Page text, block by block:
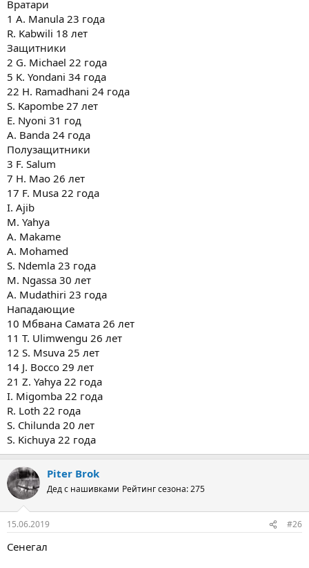
Вратари
1 A. Manula 23 года
R. Kabwili 18 лет
Защитники
2 G. Michael 22 года
5 K. Yondani 34 года
22 H. Ramadhani 24 года
S. Kapombe 27 лет
E. Nyoni 31 год
A. Banda 24 года
Полузащитники
3 F. Salum
7 H. Mao 26 лет
17 F. Musa 22 года
I. Ajib
M. Yahya
A. Makame
A. Mohamed
S. Ndemla 23 года
M. Ngassa 30 лет
A. Mudathiri 23 года
Нападающие
10 Мбвана Самата 26 лет
11 T. Ulimwengu 26 лет
12 S. Msuva 25 лет
14 J. Bocco 29 лет
21 Z. Yahya 22 года
I. Migomba 22 года
R. Loth 22 года
S. Chilunda 20 лет
S. Kichuya 22 года
Piter Brok
Дед с нашивками Рейтинг сезона: 275
15.06.2019 #26
Сенегал